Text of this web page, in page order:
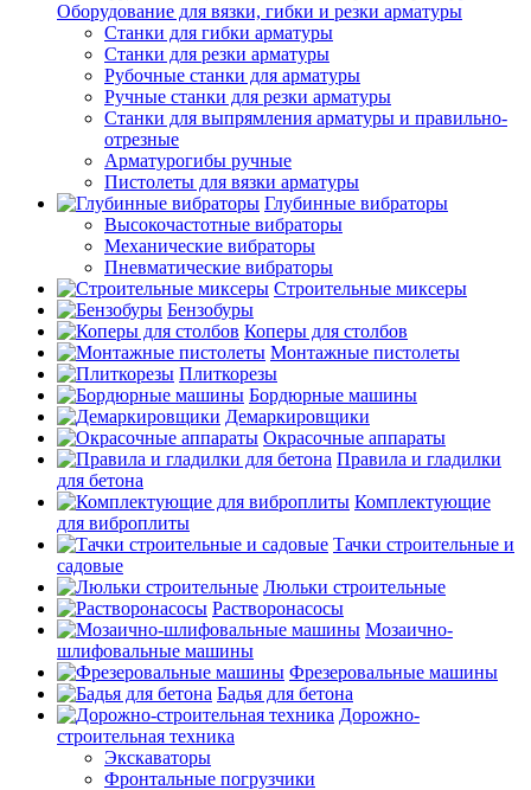
Оборудование для вязки, гибки и резки арматуры
Станки для гибки арматуры
Станки для резки арматуры
Рубочные станки для арматуры
Ручные станки для резки арматуры
Станки для выпрямления арматуры и правильно-
отрезные
Арматурогибы ручные
Пистолеты для вязки арматуры
Глубинные вибраторы
Высокочастотные вибраторы
Механические вибраторы
Пневматические вибраторы
Строительные миксеры
Бензобуры
Коперы для столбов
Монтажные пистолеты
Плиткорезы
Бордюрные машины
Демаркировщики
Окрасочные аппараты
Правила и гладилки
для бетона
Комплектующие
для виброплиты
Тачки строительные и
садовые
Люльки строительные
Растворонасосы
Мозаично-
шлифовальные машины
Фрезеровальные машины
Бадья для бетона
Дорожно-
строительная техника
Экскаваторы
Фронтальные погрузчики